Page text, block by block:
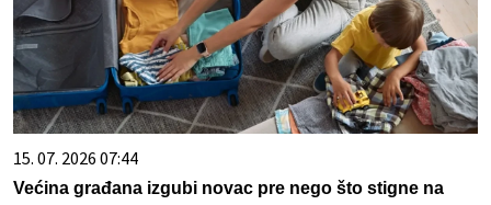
15. 07. 2026 07:44
Većina građana izgubi novac pre nego što stigne na